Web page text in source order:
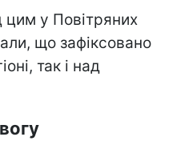
у Повітряних
що зафіксовано
так і над